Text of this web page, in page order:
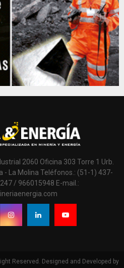
2060 Oficina 303 Torre 1 Urb.
- La Molina Teléfonos.: (51-1) 437-
/ 966015948 E-mail.:
Reserved. Designed and Developed by